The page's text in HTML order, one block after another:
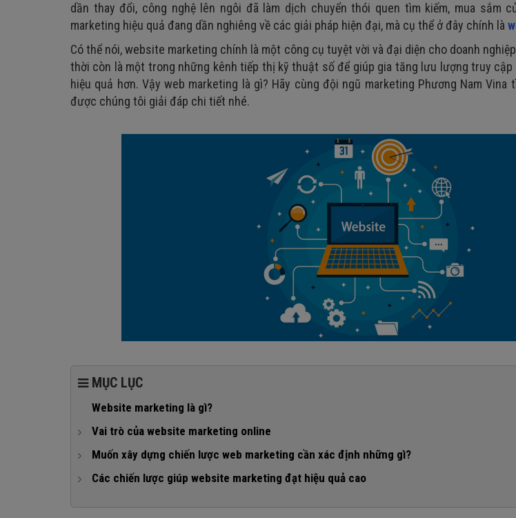
dần thay đổi, công nghệ lên ngôi đã làm dịch chuyển thói quen tìm kiếm, mua sắm
marketing hiệu quả đang dần nghiêng về các giải pháp hiện đại, mà cụ thể ở đây chính là
Có thể nói, website marketing chính là một công cụ tuyệt vời và đại diện cho doanh
thời còn là một trong những kênh tiếp thị kỹ thuật số để giúp gia tăng lưu lượng truy
hiệu quả hơn. Vậy web marketing là gì? Hãy cùng đội ngũ marketing Phương Nam Vina
được chúng tôi giải đáp chi tiết nhé.
MỤC LỤC
Website marketing là gì?
Vai trò của website marketing online
1. Công cụ truyền tải thông điệp cho doanh nghiệp
2. Xây dựng thương hiệu
Muốn xây dựng chiến lược web marketing cần xác định những gì?
1. Đối tượng mục tiêu của bạn là ai?
Các chiến lược giúp website marketing đạt hiệu quả cao